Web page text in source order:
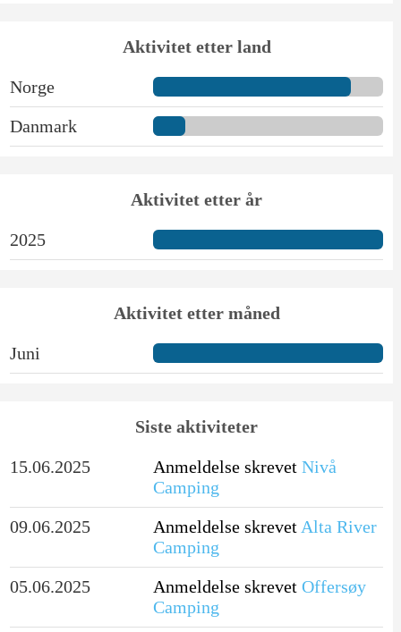
Aktivitet etter land
Norge
Danmark
Aktivitet etter år
2025
Aktivitet etter måned
Juni
Siste aktiviteter
15.06.2025 Anmeldelse skrevet Nivå
Camping
09.06.2025
Anmeldelse skrevet Alta River
Camping
05.06.2025
Anmeldelse skrevet Offersøy
Camping